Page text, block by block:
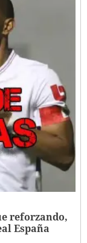
reforzando,
España